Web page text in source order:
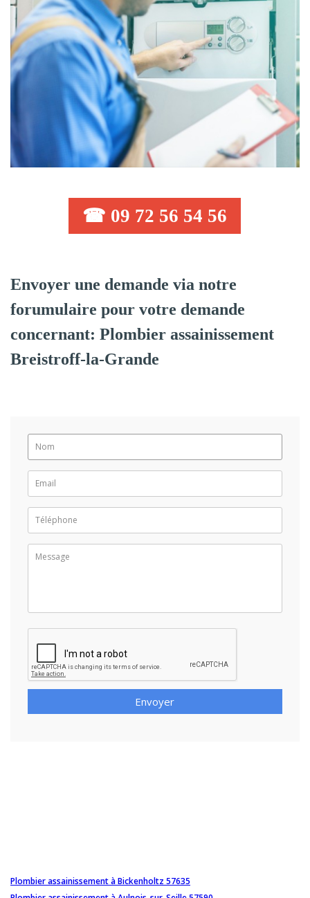
☎ 09 72 56 54 56
Envoyer une demande via notre
forumulaire pour votre demande
concernant: Plombier assainissement
Breistroff-la-Grande
Envoyer
Plombier assainissement à Bickenholtz 57635